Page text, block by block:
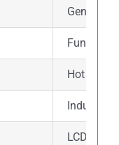
Gen
Fungsi
Hot start
LCD